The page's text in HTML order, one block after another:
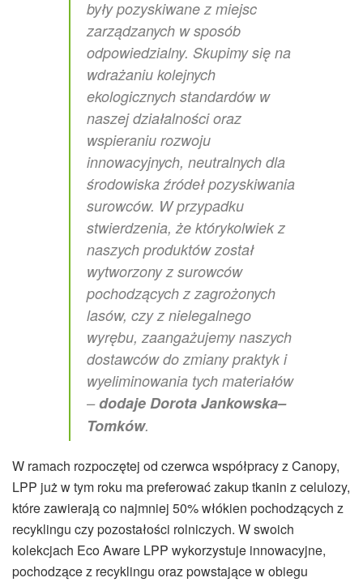
były pozyskiwane z miejsc
zarządzanych w sposób
odpowiedzialny. Skupimy się na
wdrażaniu kolejnych
ekologicznych standardów w
naszej działalności oraz
wspieraniu rozwoju
innowacyjnych, neutralnych dla
środowiska źródeł pozyskiwania
surowców. W przypadku
stwierdzenia, że którykolwiek z
naszych produktów został
wytworzony z surowców
pochodzących z zagrożonych
lasów, czy z nielegalnego
wyrębu, zaangażujemy naszych
dostawców do zmiany praktyk i
wyeliminowania tych materiałów
–dodaje Dorota Jankowska–
Tomków.
W ramach rozpoczętej od czerwca współpracy z Canopy,
LPP już w tym roku ma preferować zakup tkanin z celulozy,
które zawierają co najmniej 50% włókien pochodzących z
recyklingu czy pozostałości rolniczych. W swoich
kolekcjach Eco Aware LPP wykorzystuje innowacyjne,
pochodzące z recyklingu oraz powstające w obiegu